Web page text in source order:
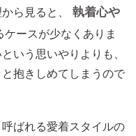
ら見ると、
執着心や
ースが少なくありま
いう思いやりよりも、
抱きしめてしまうので
ばれる愛着スタイルの